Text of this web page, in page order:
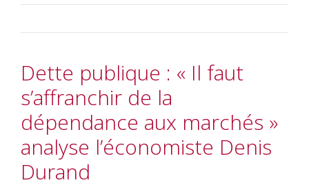
Dette publique : « Il faut
s’affranchir de la
dépendance aux marchés »
analyse l’économiste Denis
Durand